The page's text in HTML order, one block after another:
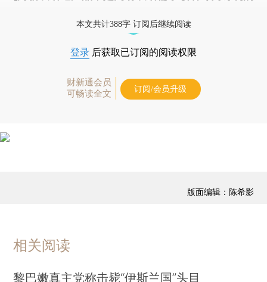
本文共计388字 订阅后继续阅读
登录 后获取已订阅的阅读权限
财新通会员
可畅读全文
订阅/会员升级
版面编辑：陈希影
相关阅读
黎巴嫩真主党称击毙“伊斯兰国”头目